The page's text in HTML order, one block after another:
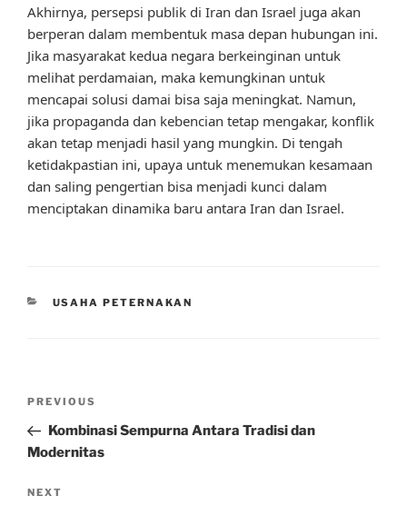
Akhirnya, persepsi publik di Iran dan Israel juga akan
berperan dalam membentuk masa depan hubungan ini.
Jika masyarakat kedua negara berkeinginan untuk
melihat perdamaian, maka kemungkinan untuk
mencapai solusi damai bisa saja meningkat. Namun,
jika propaganda dan kebencian tetap mengakar, konflik
akan tetap menjadi hasil yang mungkin. Di tengah
ketidakpastian ini, upaya untuk menemukan kesamaan
dan saling pengertian bisa menjadi kunci dalam
menciptakan dinamika baru antara Iran dan Israel.
CATEGORIES
USAHA PETERNAKAN
Previous
Post
PREVIOUS
Kombinasi Sempurna Antara Tradisi dan
Modernitas
Next
NEXT